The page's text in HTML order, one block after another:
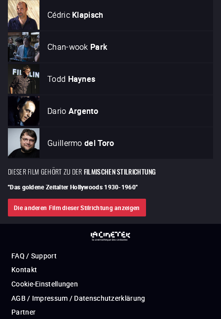
Cédric Klapisch
Chan-wook Park
Todd Haynes
Dario Argento
Guillermo del Toro
DIESER FILM GEHÖRT ZU DERFILMISCHEN STILRICHTUNG
"Das goldene Zeitalter Hollywoods 1930-1960"
Die anderen Film dieser Stilrichtung anzeigen
FAQ / Support
Kontakt
Cookie-Einstellungen
AGB / Impressum / Datenschutzerklärung
Partner